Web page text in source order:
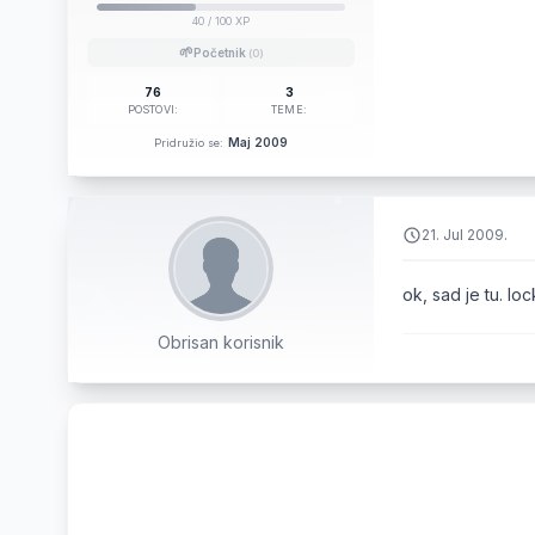
40 / 100 XP
🌱Početnik (0)
76
POSTOVI:
3
TEME:
Pridružio se: Maj 2009
Obrisan korisnik
21. Jul 2009.
ok, sad je tu.